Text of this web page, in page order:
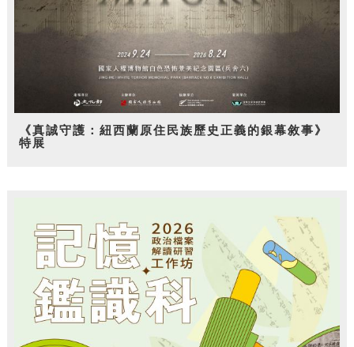
《真誠守護：紐西蘭原住民族歷史正義的銀幕敘事》
特展